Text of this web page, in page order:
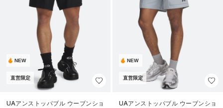
NEW
直営限定
UAアンストッパブル ウーブンショ
NEW
直営限定
UAアンストッパブル ウーブンショ